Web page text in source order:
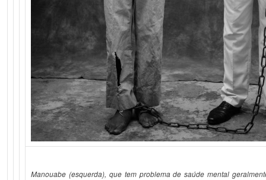
Manouabe (esquerda), que tem problema de saúde mental